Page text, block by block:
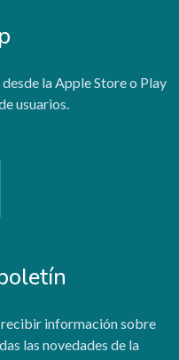
la Apple Store o Play
usuarios.
información sobre
las novedades de la